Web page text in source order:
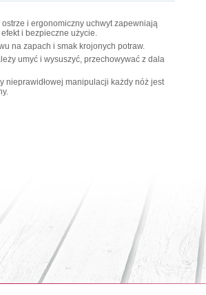
ostrze i ergonomiczny uchwyt zapewniają
i bezpieczne użycie.
na zapach i smak krojonych potraw.
umyć i wysuszyć, przechowywać z dala
nieprawidłowej manipulacji każdy nóż jest